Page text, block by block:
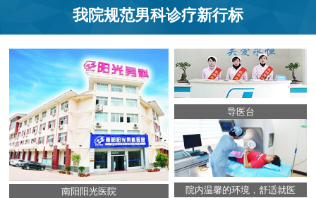
我院规范男科诊疗新行标
南阳阳光医院
导医台
院内温馨的环境，舒适就医